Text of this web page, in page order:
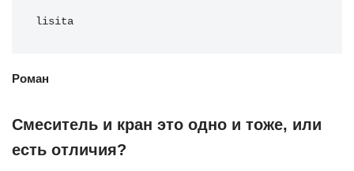
lisita
Роман
Смеситель и кран это одно и тоже, или
есть отличия?